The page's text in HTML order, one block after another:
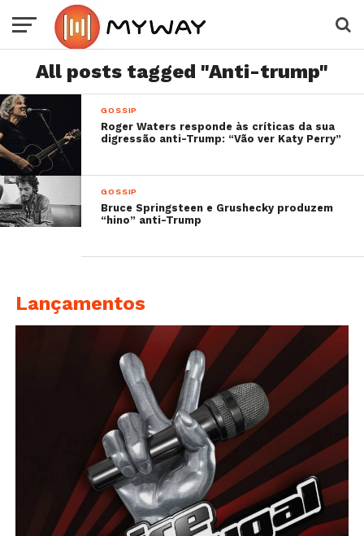
All posts tagged "Anti-trump"
GOSSIP
Roger Waters responde às críticas da sua
digressão anti-Trump: “Vão ver Katy Perry”
GOSSIP
Bruce Springsteen e Grushecky produzem
“hino” anti-Trump
Lançamentos